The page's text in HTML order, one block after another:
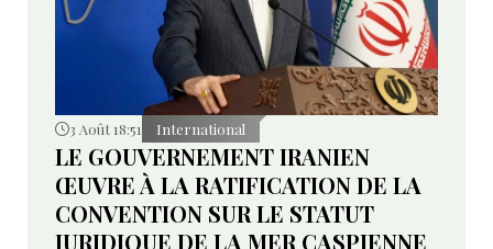
3 Août 18:51 International
LE GOUVERNEMENT IRANIEN
ŒUVRE À LA RATIFICATION DE LA
CONVENTION SUR LE STATUT
JURIDIQUE DE LA MER CASPIENNE